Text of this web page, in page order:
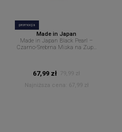
promocja
Made in Japan
Made in Japan Black Pearl –
Czarno-Srebrna Miska na Zupę
67,99 zł
79,99 zł
Najniższa cena:
67,99 zł